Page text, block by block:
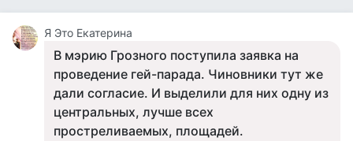
Я Это Екатерина
В мэрию Грозного поступила заявка на
проведение гей-парада. Чиновники тут же
дали согласие. И выделили для них одну из
центральных, лучше всех
простреливаемых, площадей.